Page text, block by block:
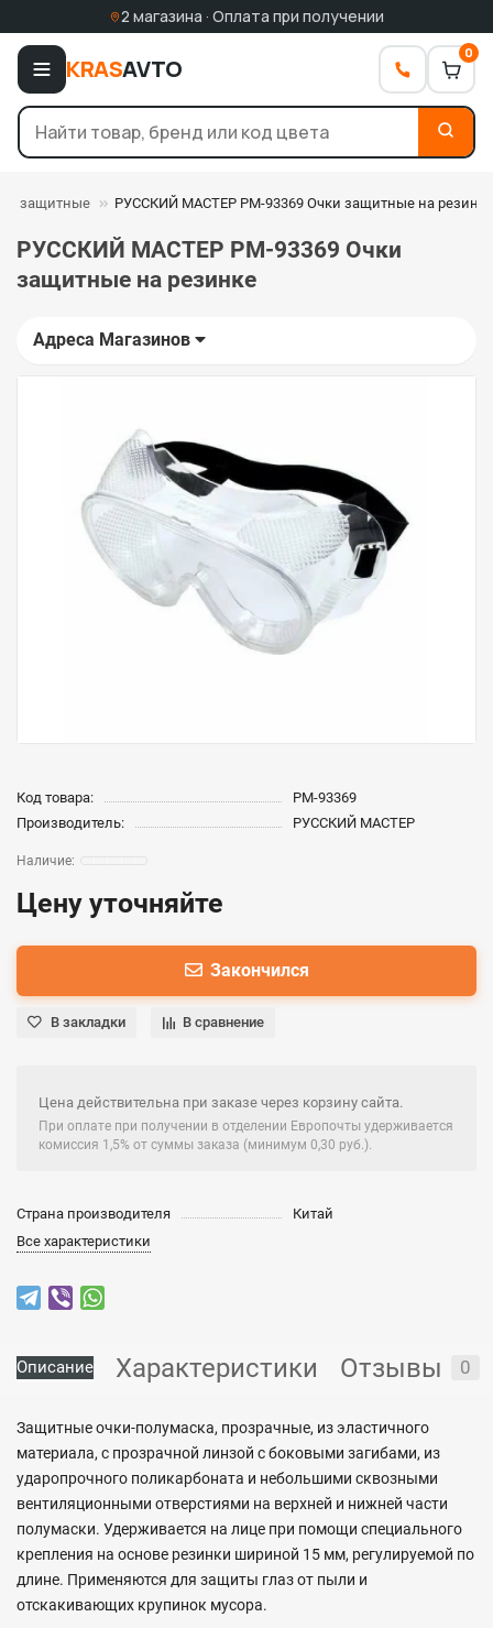
2 магазина · Оплата при получении
KRASAVTO
0
защитные РУССКИЙ МАСТЕР РМ-93369 Очки защитные на резинке
РУССКИЙ МАСТЕР РМ-93369 Очки
защитные на резинке
Адреса Магазинов
Код товара:
РМ-93369
Производитель:
РУССКИЙ МАСТЕР
Цену уточняйте
Закончился
В закладки В сравнение
Цена действительна при заказе через корзину сайта.
При оплате при получении в отделении Европочты удерживается
комиссия 1,5% от суммы заказа (минимум 0,30 руб.).
Страна производителя
Китай
Все характеристики
Описание Характеристики Отзывы 0
Защитные очки-полумаска, прозрачные, из эластичного
материала, с прозрачной линзой с боковыми загибами, из
ударопрочного поликарбоната и небольшими сквозными
вентиляционными отверстиями на верхней и нижней части
полумаски. Удерживается на лице при помощи специального
крепления на основе резинки шириной 15 мм, регулируемой по
длине. Применяются для защиты глаз от пыли и
отскакивающих крупинок мусора.